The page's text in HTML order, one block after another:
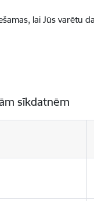
lai Jūs varētu
sīkdatnēm